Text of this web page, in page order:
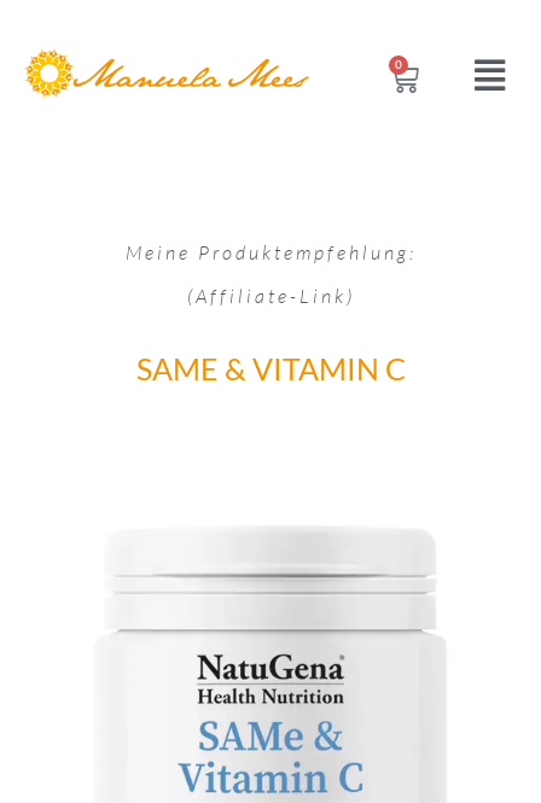
0
Meine Produktempfehlung:
(Affiliate-Link)
SAME & VITAMIN C